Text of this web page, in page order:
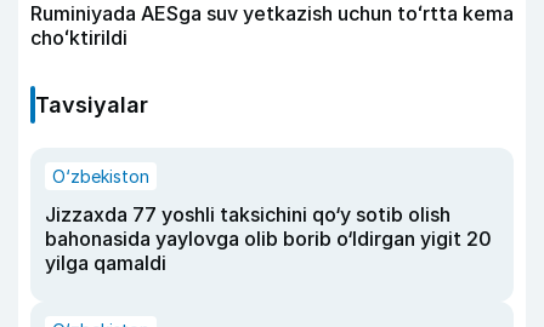
Ruminiyada AESga suv yetkazish uchun toʻrtta kema
choʻktirildi
Tavsiyalar
O‘zbekiston
Jizzaxda 77 yoshli taksichini qo‘y sotib olish
bahonasida yaylovga olib borib o‘ldirgan yigit 20
yilga qamaldi